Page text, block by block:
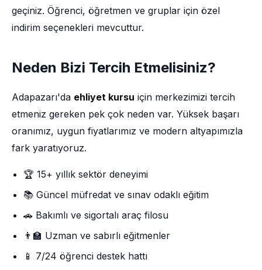
geçiniz. Öğrenci, öğretmen ve gruplar için özel
indirim seçenekleri mevcuttur.
Neden Bizi Tercih Etmelisiniz?
Adapazarı'da ehliyet kursu için merkezimizi tercih
etmeniz gereken pek çok neden var. Yüksek başarı
oranımız, uygun fiyatlarımız ve modern altyapımızla
fark yaratıyoruz.
🏆 15+ yıllık sektör deneyimi
📚 Güncel müfredat ve sınav odaklı eğitim
🚗 Bakımlı ve sigortalı araç filosu
👨‍🏫 Uzman ve sabırlı eğitmenler
📱 7/24 öğrenci destek hattı